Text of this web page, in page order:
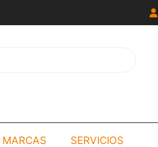
MARCAS SERVICIOS